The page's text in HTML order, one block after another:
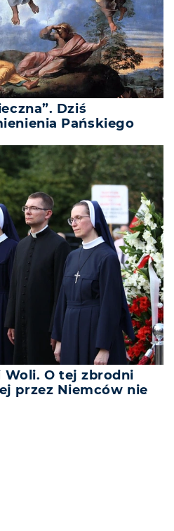
Dziś
Pańskiego
Woli. O tej zbrodni
przez Niemców nie